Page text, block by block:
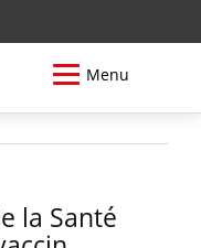
Menu
la Santé